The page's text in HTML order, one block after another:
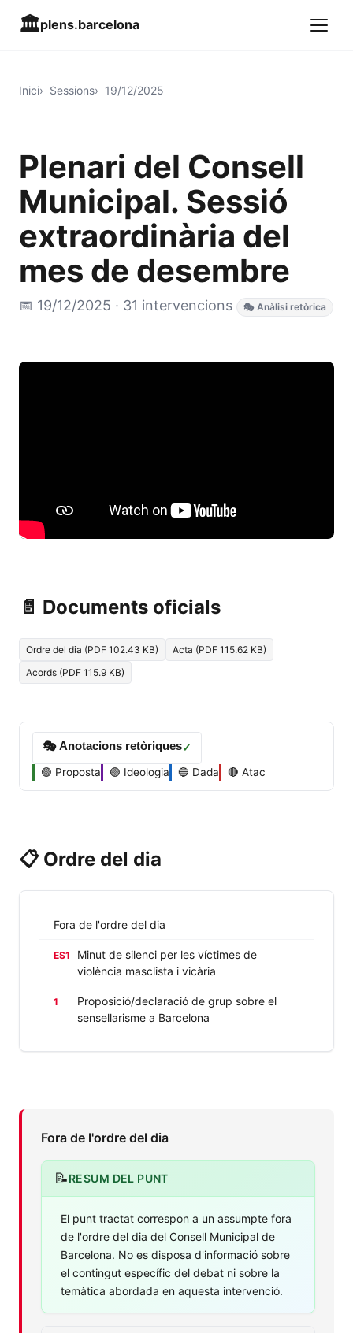
🏛️plens.barcelona
Inici Sessions 19/12/2025
Plenari del Consell
Municipal. Sessió
extraordinària del
mes de desembre
📅 19/12/2025 · 31 intervencions 🎭 Anàlisi retòrica
📄 Documents oficials
Ordre del dia (PDF 102.43 KB)
Acta (PDF 115.62 KB)
Acords (PDF 115.9 KB)
🎭 Anotacions retòriques✓
🟢 Proposta 🟣 Ideologia 🔵 Dada 🔴 Atac
📋 Ordre del dia
Fora de l'ordre del dia
ES1
Minut de silenci per les víctimes de
violència masclista i vicària
1
Proposició/declaració de grup sobre el
sensellarisme a Barcelona
Fora de l'ordre del dia
📝RESUM DEL PUNT
El punt tractat correspon a un assumpte fora
de l'ordre del dia del Consell Municipal de
Barcelona. No es disposa d'informació sobre
el contingut específic del debat ni sobre la
temàtica abordada en aquesta intervenció.